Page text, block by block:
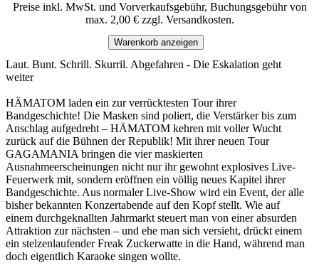
Preise inkl. MwSt. und Vorverkaufsgebühr, Buchungsgebühr von
max. 2,00 € zzgl. Versandkosten.
Warenkorb anzeigen
Laut. Bunt. Schrill. Skurril. Abgefahren - Die Eskalation geht
weiter
HÄMATOM laden ein zur verrücktesten Tour ihrer
Bandgeschichte! Die Masken sind poliert, die Verstärker bis zum
Anschlag aufgedreht – HÄMATOM kehren mit voller Wucht
zurück auf die Bühnen der Republik! Mit ihrer neuen Tour
GAGAMANIA bringen die vier maskierten
Ausnahmeerscheinungen nicht nur ihr gewohnt explosives Live-
Feuerwerk mit, sondern eröffnen ein völlig neues Kapitel ihrer
Bandgeschichte. Aus normaler Live-Show wird ein Event, der alle
bisher bekannten Konzertabende auf den Kopf stellt. Wie auf
einem durchgeknallten Jahrmarkt steuert man von einer absurden
Attraktion zur nächsten – und ehe man sich versieht, drückt einem
ein stelzenlaufender Freak Zuckerwatte in die Hand, während man
doch eigentlich Karaoke singen wollte.